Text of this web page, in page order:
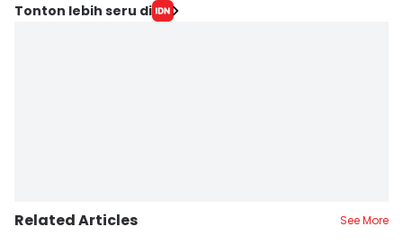
Tonton lebih seru di
Related Articles See More